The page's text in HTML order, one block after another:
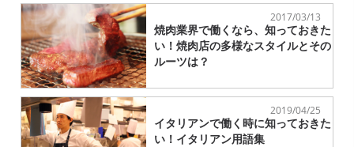
2017/03/13
焼肉業界で働くなら、知っておきた
い！焼肉店の多様なスタイルとその
ルーツは？
2019/04/25
イタリアンで働く時に知っておきた
い！イタリアン用語集